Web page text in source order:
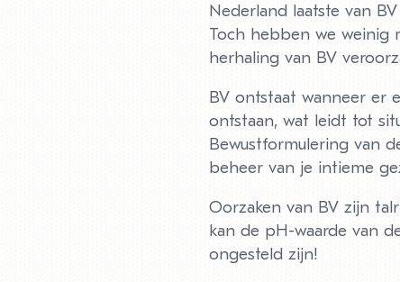
Nederland laatste van
Toch hebben we weinig
herhaling van BV
BV ontstaat wanneer er
ontstaan, wat leidt tot
Bewustformulering van
beheer van je intieme
Oorzaken van BV zijn
kan de pH-waarde van
ongesteld zijn!